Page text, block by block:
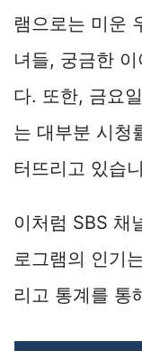
램으로는 미운
녀들, 궁금한
다. 또한, 금요
는 대부분 시청
터뜨리고 있습
이처럼 SBS 채
로그램의 인기
리고 통계를 통